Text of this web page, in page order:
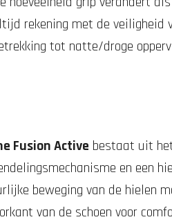
rekening met de veiligheid
tot natte/droge
Fusion Active bestaat uit
en een
beweging van de hielen
van de schoen voor